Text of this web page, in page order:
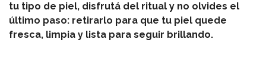
tu tipo de piel, disfrutá del ritual y no olvides el
último paso: retirarlo para que tu piel quede
fresca, limpia y lista para seguir brillando.